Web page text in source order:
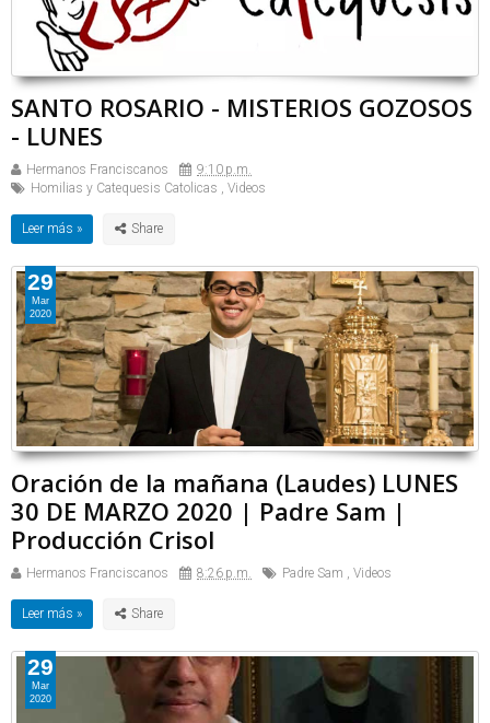
SANTO ROSARIO - MISTERIOS GOZOSOS
- LUNES
Hermanos Franciscanos
9:10 p.m.
Homilias y Catequesis Catolicas , Videos
Leer más »
Oración de la mañana (Laudes) LUNES
30 DE MARZO 2020 | Padre Sam |
Producción Crisol
Hermanos Franciscanos 8:26 p.m. Padre Sam , Videos
Leer más »
29
Mar
2020
29
Mar
2020